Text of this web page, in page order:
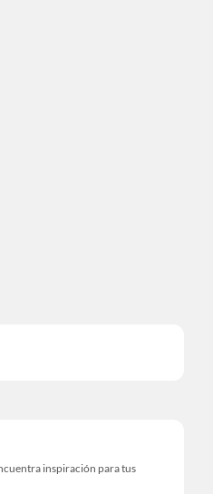
inspiración para tus